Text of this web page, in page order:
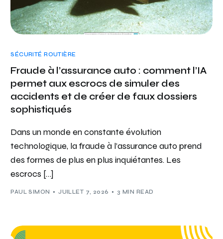
SÉCURITÉ ROUTIÈRE
Fraude à l’assurance auto : comment l’IA
permet aux escrocs de simuler des
accidents et de créer de faux dossiers
sophistiqués
Dans un monde en constante évolution
technologique, la fraude à l’assurance auto prend
des formes de plus en plus inquiétantes. Les
escrocs […]
PAUL SIMON JUILLET 7, 2026 3 MIN READ